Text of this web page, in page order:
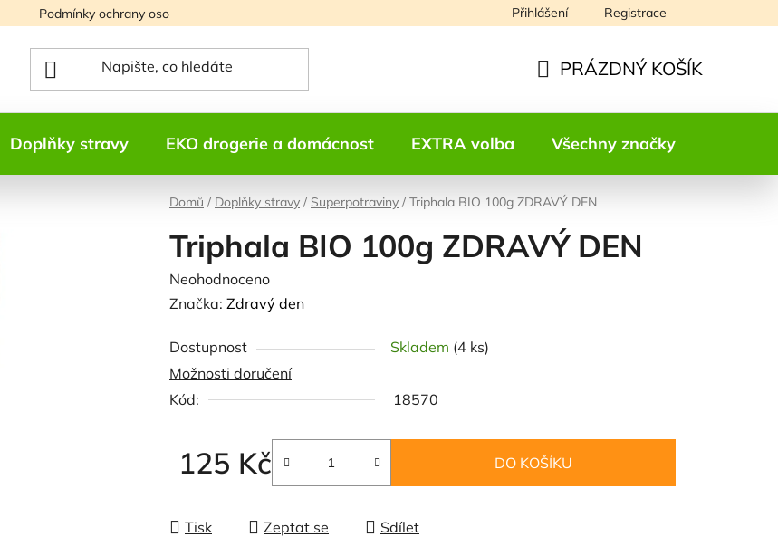
Podmínky ochrany osobních údajů Přihlášení Registrace
KOŠÍK
PRÁZDNÝ KOŠÍK
Doplňky stravy EKO drogerie a domácnost EXTRA volba Všechny značky
Domů / Doplňky stravy / Superpotraviny / Triphala BIO 100g ZDRAVÝ DEN
Triphala BIO 100g ZDRAVÝ DEN
Průměrné
hodnocení
je
0,0
z
hvězdiček.
Neohodnoceno
Značka: Zdravý den
Dostupnost Skladem (4 ks)
Možnosti doručení
Kód:
18570
125 Kč DO KOŠÍKU
Tisk Zeptat se Sdílet